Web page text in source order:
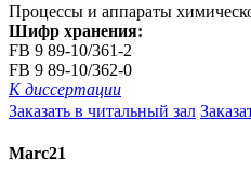
Процессы и аппараты
Шифр хранения:
FB 9 89-10/361-2
FB 9 89-10/362-0
К диссертации
Заказать в читальный зал
Marc21